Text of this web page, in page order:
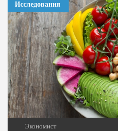
Исследования
Экономист